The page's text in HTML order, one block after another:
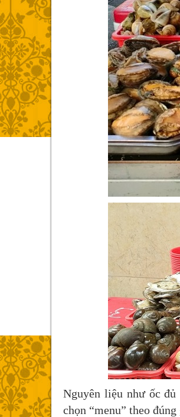
Nguyên liệu như ốc
chọn “menu” theo